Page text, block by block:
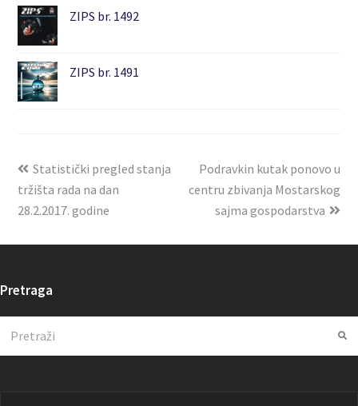
ZIPS br. 1492
ZIPS br. 1491
Statistički pregled stanja
tržišta rada na dan
28.2.2017. godine
Podravkin kutak ponovo u
centru zbivanja Mostarskog
sajma gospodarstva
Pretraga